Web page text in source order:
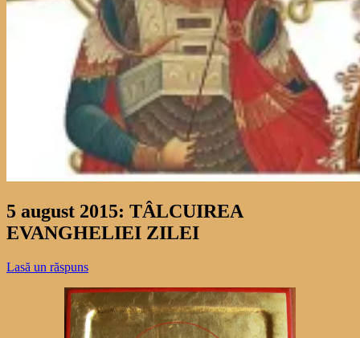
5 august 2015: TÂLCUIREA
EVANGHELIEI ZILEI
Lasă un răspuns